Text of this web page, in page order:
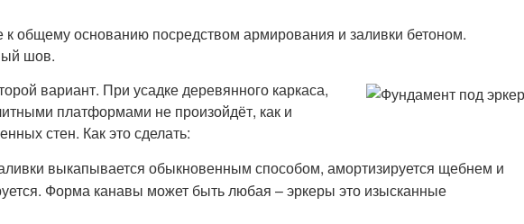
к общему основанию посредством армирования и заливки бетоном.
шов.
вариант. При усадке деревянного каркаса,
платформами не произойдёт, как и
стен. Как это сделать:
выкапывается обыкновенным способом, амортизируется щебнем и
Форма канавы может быть любая – эркеры это изысканные